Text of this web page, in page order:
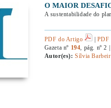
O MAIOR
A sustentabilidade do
PDF do Artigo | PDF
Gazeta nº 194, pág. nº 2 |
Autor(es): Sílvia